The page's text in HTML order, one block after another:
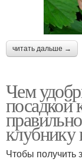
читать дальше →
Чем
посадкой
клубнику
Чтобы получить